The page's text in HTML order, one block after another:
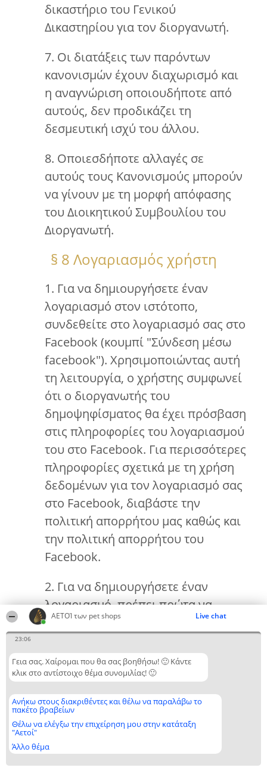
ΑΕΤΟΊ των pet shops Live chat
23:06
Γεια σας. Χαίρομαι που θα σας βοηθήσω! 🙂 Κάντε
κλικ στο αντίστοιχο θέμα συνομιλίας! 🙂
Ανήκω στους διακριθέντες και θέλω να παραλάβω το
πακέτο βραβείων
Θέλω να ελέγξω την επιχείρηση μου στην κατάταξη
"Αετοί"
Άλλο θέμα
δικαστήριο του Γενικού
Δικαστηρίου για τον διοργανωτή.
7. Οι διατάξεις των παρόντων
κανονισμών έχουν διαχωρισμό και
η αναγνώριση οποιουδήποτε από
αυτούς, δεν προδικάζει τη
δεσμευτική ισχύ του άλλου.
8. Οποιεσδήποτε αλλαγές σε
αυτούς τους Κανονισμούς μπορούν
να γίνουν με τη μορφή απόφασης
του Διοικητικού Συμβουλίου του
Διοργανωτή.
§ 8 Λογαριασμός χρήστη
1. Για να δημιουργήσετε έναν
λογαριασμό στον ιστότοπο,
συνδεθείτε στο λογαριασμό σας στο
Facebook (κουμπί "Σύνδεση μέσω
facebook"). Χρησιμοποιώντας αυτή
τη λειτουργία, ο χρήστης συμφωνεί
ότι ο διοργανωτής του
δημοψηφίσματος θα έχει πρόσβαση
στις πληροφορίες του λογαριασμού
του στο Facebook. Για περισσότερες
πληροφορίες σχετικά με τη χρήση
δεδομένων για τον λογαριασμό σας
στο Facebook, διαβάστε την
πολιτική απορρήτου μας καθώς και
την πολιτική απορρήτου του
Facebook.
2. Για να δημιουργήσετε έναν
λογαριασμό, πρέπει πρώτα να
διαβάσετε και να αποδεχτείτε τους
Απορρήτου.
την προσθήκη και την κατάργηση
εταιρειών στον κατάλογο των
αγαπημένων εταιρειών. Η λίστα
εμφανίζεται μόνο από τον χρήστη